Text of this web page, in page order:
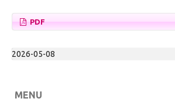
PDF
2026-05-08
MENU